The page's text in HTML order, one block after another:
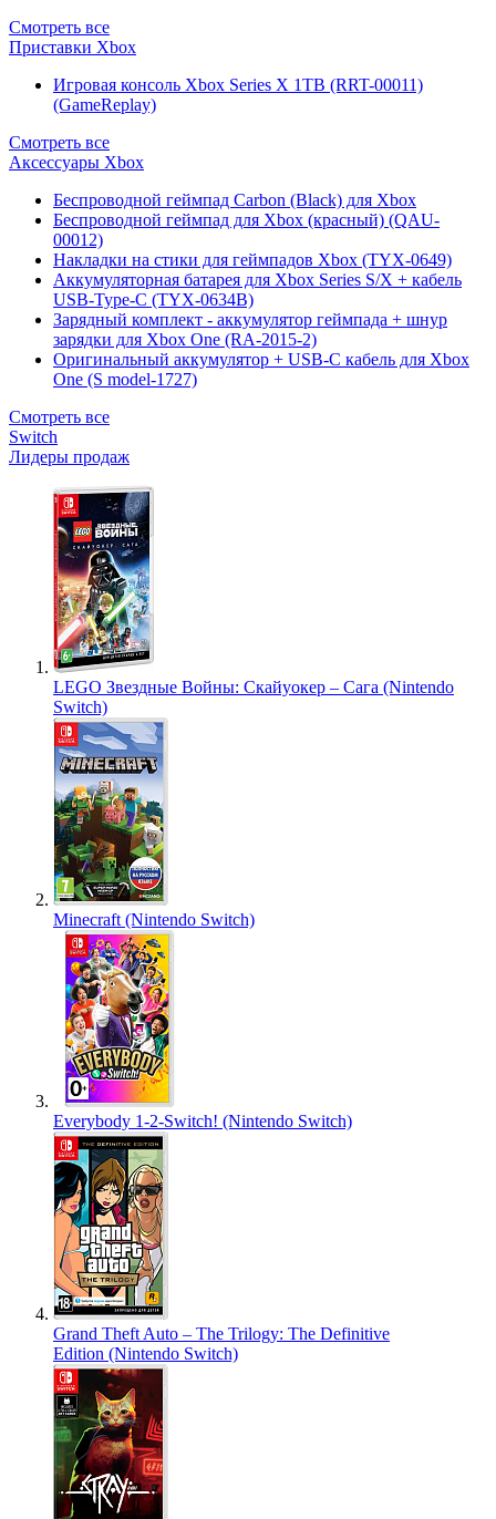
Смотреть все
Приставки Xbox
Игровая консоль Xbox Series X 1TB (RRT-00011)
(GameReplay)
Смотреть все
Аксессуары Xbox
Беспроводной геймпад Carbon (Black) для Xbox
Беспроводной геймпад для Xbox (красный) (QAU-
00012)
Накладки на стики для геймпадов Xbox (TYX-0649)
Аккумуляторная батарея для Xbox Series S/X + кабель
USB-Type-C (TYX-0634B)
Зарядный комплект - аккумулятор геймпада + шнур
зарядки для Xbox One (RA-2015-2)
Оригинальный аккумулятор + USB-C кабель для Xbox
One (S model-1727)
Смотреть все
Switch
Лидеры продаж
LEGO Звездные Войны: Скайуокер – Сага (Nintendo
Switch)
Minecraft (Nintendo Switch)
Everybody 1-2-Switch! (Nintendo Switch)
Grand Theft Auto – The Trilogy: The Definitive
Edition (Nintendo Switch)